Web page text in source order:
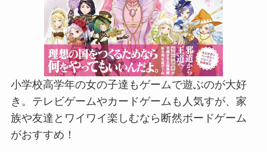
小学校高学年の女の子達もゲームで遊ぶのが大好
き。テレビゲームやカードゲームも人気すが、家
族や友達とワイワイ楽しむなら断然ボードゲーム
がおすすめ！